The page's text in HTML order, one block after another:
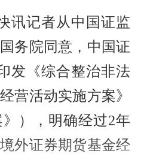
讯记者从中国证监
务院同意，中国证
发《综合整治非法
营活动实施方案》
》），明确经过2年
外证券期货基金经